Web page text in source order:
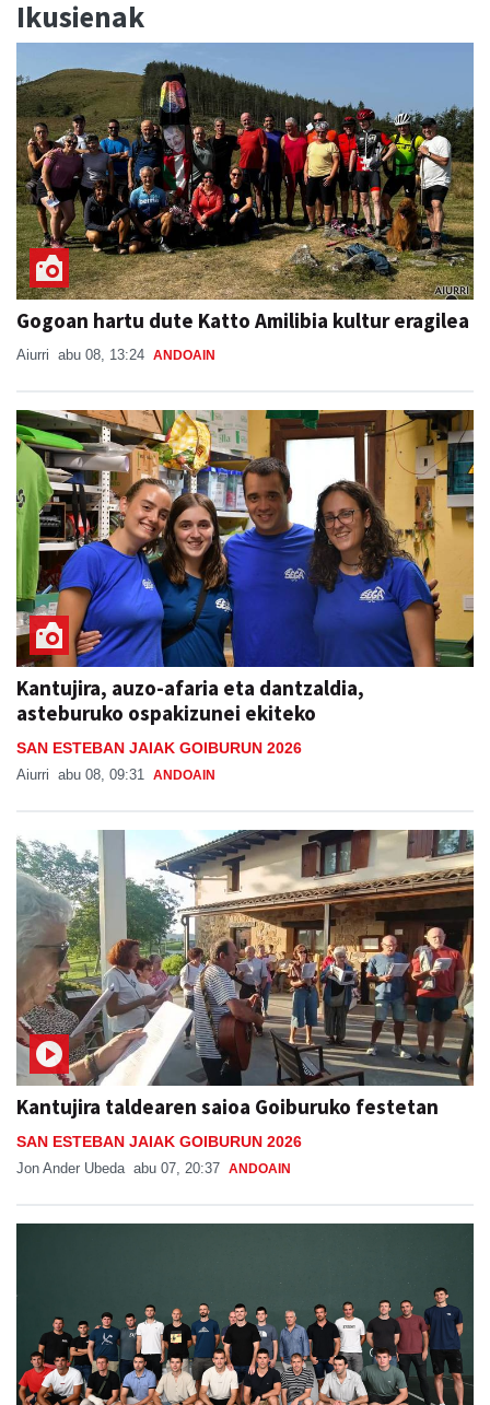
Ikusienak
Gogoan hartu dute Katto Amilibia kultur eragilea
Aiurri abu 08, 13:24 ANDOAIN
Kantujira, auzo-afaria eta dantzaldia,
asteburuko ospakizunei ekiteko
SAN ESTEBAN JAIAK GOIBURUN 2026
Aiurri abu 08, 09:31 ANDOAIN
Kantujira taldearen saioa Goiburuko festetan
SAN ESTEBAN JAIAK GOIBURUN 2026
Jon Ander Ubeda abu 07, 20:37 ANDOAIN